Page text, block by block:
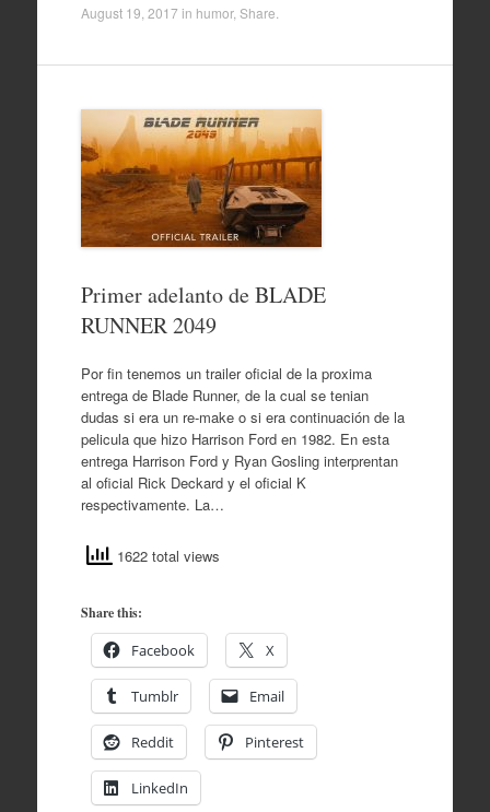
August 19, 2017 in humor, Share
Primer adelanto de BLADE
RUNNER 2049
Por fin tenemos un trailer oficial de la proxima
entrega de Blade Runner, de la cual se tenian
dudas si era un re-make o si era continuación de la
pelicula que hizo Harrison Ford en 1982. En esta
entrega Harrison Ford y Ryan Gosling interprentan
al oficial Rick Deckard y el oficial K
respectivamente. La…
1622 total views
Share this:
Facebook X
Tumblr Email
Reddit Pinterest
LinkedIn